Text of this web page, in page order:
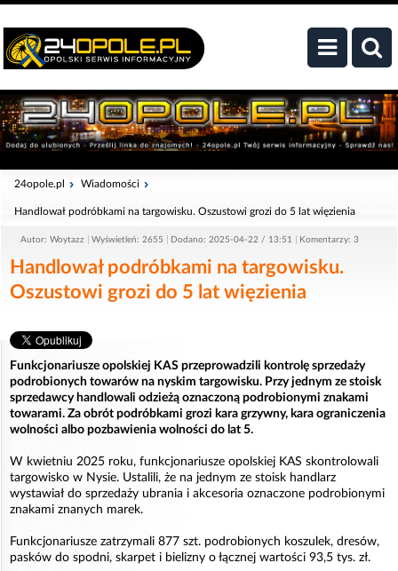
24opole.pl Wiadomości
Handlował podróbkami na targowisku. Oszustowi grozi do 5 lat więzienia
Autor: Woytazz Wyświetleń: 2655 Dodano: 2025-04-22 / 13:51 Komentarzy: 3
Handlował podróbkami na targowisku.
Oszustowi grozi do 5 lat więzienia
Funkcjonariusze opolskiej KAS przeprowadzili kontrolę sprzedaży
podrobionych towarów na nyskim targowisku. Przy jednym ze stoisk
sprzedawcy handlowali odzieżą oznaczoną podrobionymi znakami
towarami. Za obrót podróbkami grozi kara grzywny, kara ograniczenia
wolności albo pozbawienia wolności do lat 5.
W kwietniu 2025 roku, funkcjonariusze opolskiej KAS skontrolowali
targowisko w Nysie. Ustalili, że na jednym ze stoisk handlarz
wystawiał do sprzedaży ubrania i akcesoria oznaczone podrobionymi
znakami znanych marek.
Funkcjonariusze zatrzymali 877 szt. podrobionych koszulek, dresów,
pasków do spodni, skarpet i bielizny o łącznej wartości 93,5 tys. zł.